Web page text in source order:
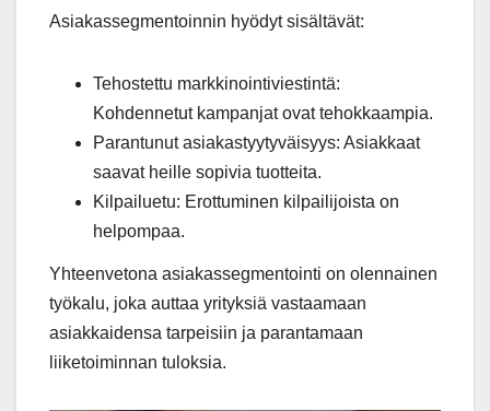
Asiakassegmentoinnin hyödyt sisältävät:
Tehostettu markkinointiviestintä:
Kohdennetut kampanjat ovat tehokkaampia.
Parantunut asiakastyytyväisyys: Asiakkaat
saavat heille sopivia tuotteita.
Kilpailuetu: Erottuminen kilpailijoista on
helpompaa.
Yhteenvetona asiakassegmentointi on olennainen
työkalu, joka auttaa yrityksiä vastaamaan
asiakkaidensa tarpeisiin ja parantamaan
liiketoiminnan tuloksia.